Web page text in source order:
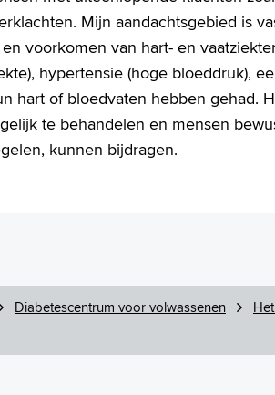
Mijn aandachtsgebied is
voorkomen van hart- en
hypertensie (hoge bloeddruk),
hart of bloedvaten hebben gehad.
te behandelen en mensen
kunnen bijdragen.
Diabetescentrum voor volwassenen